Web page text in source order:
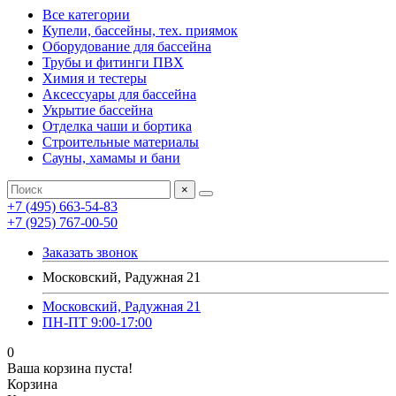
Все категории
Купели, бассейны, тех. приямок
Оборудование для бассейна
Трубы и фитинги ПВХ
Химия и тестеры
Аксессуары для бассейна
Укрытие бассейна
Отделка чаши и бортика
Строительные материалы
Сауны, хамамы и бани
×
+7 (495) 663-54-83
+7 (925) 767-00-50
Заказать звонок
Московский, Радужная 21
Московский, Радужная 21
ПН-ПТ 9:00-17:00
0
Ваша корзина пуста!
Корзина